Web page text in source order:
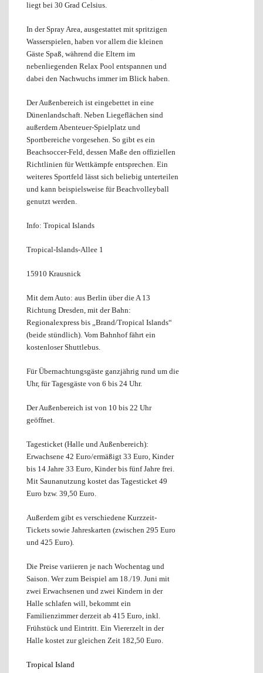
liegt bei 30 Grad Celsius.
In der Spray Area, ausgestattet mit spritzigen
Wasserspielen, haben vor allem die kleinen
Gäste Spaß, während die Eltern im
nebenliegenden Relax Pool entspannen und
dabei den Nachwuchs immer im Blick haben.
Der Außenbereich ist eingebettet in eine
Dünenlandschaft. Neben Liegeflächen sind
außerdem Abenteuer-Spielplatz und
Sportbereiche vorgesehen. So gibt es ein
Beachsoccer-Feld, dessen Maße den offiziellen
Richtlinien für Wettkämpfe entsprechen. Ein
weiteres Sportfeld lässt sich beliebig unterteilen
und kann beispielsweise für Beachvolleyball
genutzt werden.
Info: Tropical Islands
Tropical-Islands-Allee 1
15910 Krausnick
Mit dem Auto: aus Berlin über die A 13
Richtung Dresden, mit der Bahn:
Regionalexpress bis „Brand/Tropical Islands“
(beide stündlich). Vom Bahnhof fährt ein
kostenloser Shuttlebus.
Für Übernachtungsgäste ganzjährig rund um die
Uhr, für Tagesgäste von 6 bis 24 Uhr.
Der Außenbereich ist von 10 bis 22 Uhr
geöffnet.
Tagesticket (Halle und Außenbereich):
Erwachsene 42 Euro/ermäßigt 33 Euro, Kinder
bis 14 Jahre 33 Euro, Kinder bis fünf Jahre frei.
Mit Saunanutzung kostet das Tagesticket 49
Euro bzw. 39,50 Euro.
Außerdem gibt es verschiedene Kurzzeit-
Tickets sowie Jahreskarten (zwischen 295 Euro
und 425 Euro).
Die Preise variieren je nach Wochentag und
Saison. Wer zum Beispiel am 18./19. Juni mit
zwei Erwachsenen und zwei Kindern in der
Halle schlafen will, bekommt ein
Familienzimmer derzeit ab 415 Euro, inkl.
Frühstück und Eintritt. Ein Viererzelt in der
Halle kostet zur gleichen Zeit 182,50 Euro.
Tropical Island